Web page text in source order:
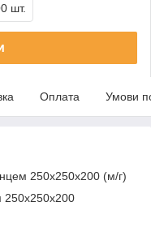
шт.
Оплата Умови
250х250х200 (м/г)
250х250х200